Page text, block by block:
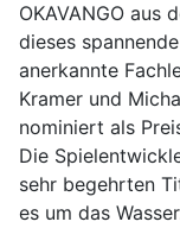
OKAVANGO aus
dieses
anerkannte
Kramer und
nominiert als
Die
sehr begehrten
es um das